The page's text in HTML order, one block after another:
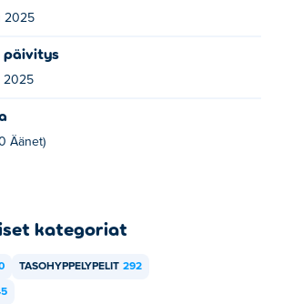
Ranch UFOa mobiililaitteilla ja
pelata tietokoneella ja mobiililaitteilla,
2025
päivitys
2025
Äänet)
kategoriat
TASOHYPPELYPELIT 292